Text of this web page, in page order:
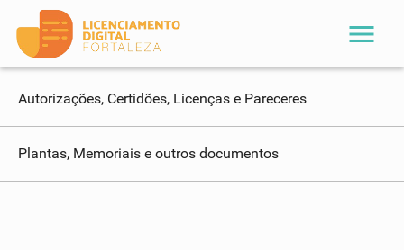
menu
Autorizações, Certidões, Licenças e Pareceres
Plantas, Memoriais e outros documentos